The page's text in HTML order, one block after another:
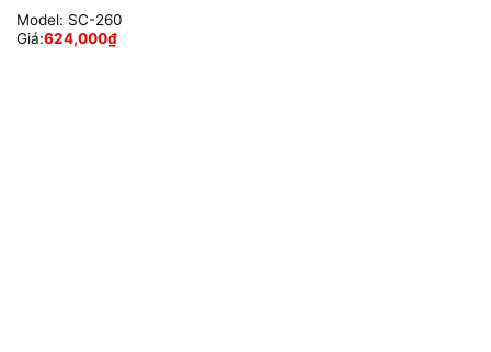
Model: SC-260
Giá:624,000₫